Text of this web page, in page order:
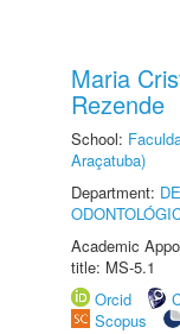
Maria
Rezende
School:
Araçatuba)
Department:
Academic
title: MS-5.1
Orcid
Scopus